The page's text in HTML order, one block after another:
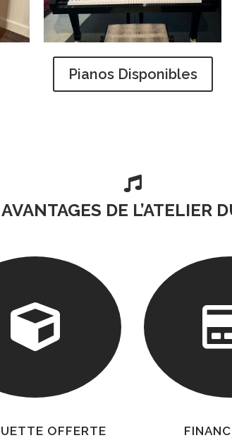
Pianos Disponibles

DE L’ATELIER

OFFERTE